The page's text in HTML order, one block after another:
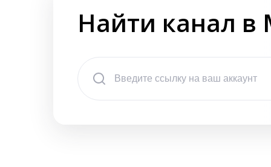
Найти канал в